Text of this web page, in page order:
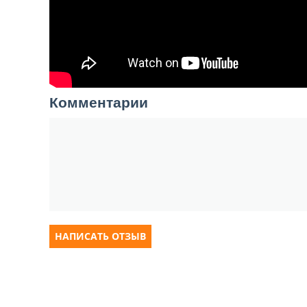
Комментарии
НАПИСАТЬ ОТЗЫВ